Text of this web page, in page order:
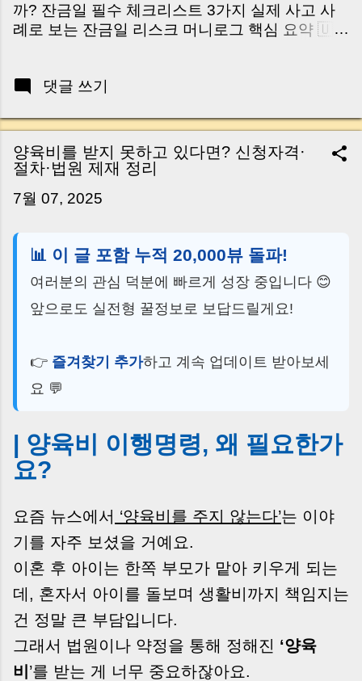
까? 잔금일 필수 체크리스트 3가지 실제 사고 사
례로 보는 잔금일 리스크 머니로그 핵심 요약 🇺🇸
Safe If the Seller Has a Loan? 3 Must-Check
to Avoid MoneyLog Key Takeaway 혹시 이런 생
각 해보신 적 있으신가요? “잔금일… 그냥 돈 보내
고 끝나는 거 아닌가요?” 하지만 현장에서 보면 전
는 날’이 아니라, 수천만 원, 많게는 수억 원이 한
제가 중개 현장에서 겪었던 일입니다. 금요일 오후
3시, 이체 한도에 막혀 송금이 멈췄고 그 자리에서
계약이 무산될 뻔한 아찔한 상황이 있었습니다. 또
어떤 분은 이렇게 말씀하십니다. “내 대출인데 왜
내 통장으로 안 들어오죠?” “매도인이 대출 안 갚
조’를 몰라서 생기는 걱정입니다. 그래서 오늘은
잔금일에 실제로 돈이 어떻게 움직이는지, 왜 사고
가 나는지, 그리고 무엇을 꼭 준비해야 하는지 중
글 하나만 제대로 이해하시면, 잔금일이 더 이상
두려운 날이 아니라 “내 집을 완성하는 마지막 퍼
즐” 이 될 수 있습니다. | Introduction (Tap to
“Closing day…...
댓글 쓰기
양육비를 받지 못하고 있다면? 신청자격·
절차·법원 제재 정리
7월 07, 2025
📊 이 글 포함 누적 20,000뷰 돌파!
여러분의 관심 덕분에 빠르게 성장 중입니다 😊
앞으로도 실전형 꿀정보로 보답드릴게요!
👉 즐겨찾기 추가하고 계속 업데이트 받아보세
요 💬
| 양육비 이행명령, 왜 필요한가
요?
요즘 뉴스에서 ‘양육비를 주지 않는다’는 이야
기를 자주 보셨을 거예요.
이혼 후 아이는 한쪽 부모가 맡아 키우게 되는
데, 혼자서 아이를 돌보며 생활비까지 책임지는
건 정말 큰 부담입니다.
그래서 법원이나 약정을 통해 정해진 ‘양육
비’를 받는 게 너무 중요하잖아요.